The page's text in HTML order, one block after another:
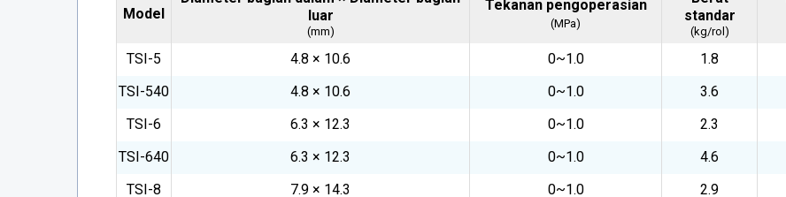
Model
luar
(mm)
Tekanan pengoperasian
(MPa)
standar
(kg/rol)
TSI-5 4.8 × 10.6 0~1.0 1.8
TSI-540
4.8 × 10.6 0~1.0 3.6
TSI-6
6.3 × 12.3 0~1.0 2.3
TSI-640
6.3 × 12.3 0~1.0 4.6
TSI-8
7.9 × 14.3 0~1.0 2.9